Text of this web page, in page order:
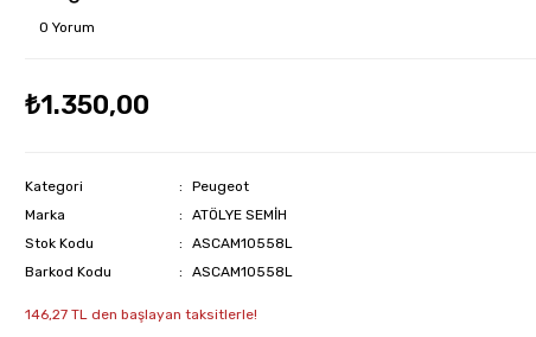
0 Yorum
₺1.350,00
Kategori
Peugeot
Marka
ATÖLYE SEMİH
Stok Kodu
ASCAM10558L
Barkod Kodu
ASCAM10558L
146,27 TL den başlayan taksitlerle!